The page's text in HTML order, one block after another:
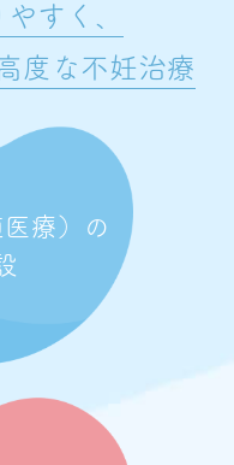
すく、
度な不妊治療
療）の